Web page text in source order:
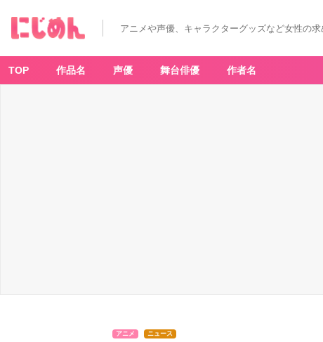
アニメや声優、キャラクターグッズなど女性の
TOP 作品名 声優 舞台俳優 作者名
アニメ ニュース